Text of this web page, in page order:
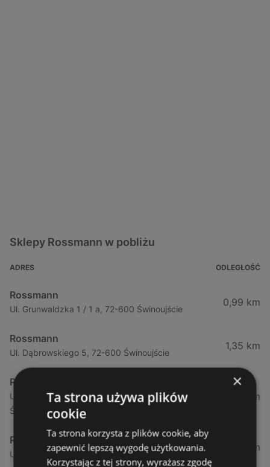
Sklepy Rossmann w pobliżu
ADRES ODLEGŁOŚĆ
Rossmann
Ul. Grunwaldzka 1 / 1 a, 72-600 Świnoujście
0,99 km
Rossmann
Ul. Dąbrowskiego 5, 72-600 Świnoujście
1,35 km
Rossmann
Ul. Dąbrowskiego 5 (Galeria Świnoujście), 72-600
Świnoujście
1,35 km
Rossmann
Ul. Wojska Polskiego 97, 72-600 Świnoujście
3,46 km
×
Ta strona używa plików
cookie
Ta strona korzysta z plików cookie, aby
zapewnić lepszą wygodę użytkowania.
Korzystając z tej strony, wyrażasz zgodę